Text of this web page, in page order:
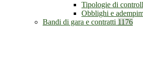
Tipologie di
Obblighi e
Bandi di gara e contratti 1176